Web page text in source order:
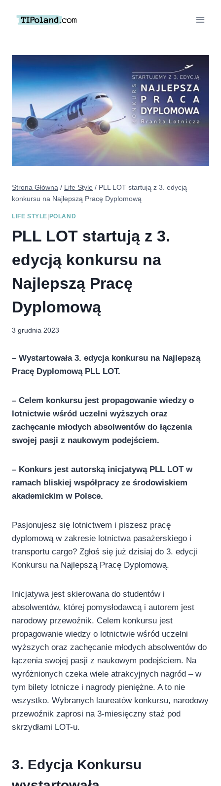
Strona Główna / Life Style / PLL LOT startują z 3. edycją
konkursu na Najlepszą Pracę Dyplomową
LIFE STYLE|POLAND
PLL LOT startują z 3.
edycją konkursu na
Najlepszą Pracę
Dyplomową
3 grudnia 2023
– Wystartowała 3. edycja konkursu na Najlepszą
Pracę Dyplomową PLL LOT.
– Celem konkursu jest propagowanie wiedzy o
lotnictwie wśród uczelni wyższych oraz
zachęcanie młodych absolwentów do łączenia
swojej pasji z naukowym podejściem.
– Konkurs jest autorską inicjatywą PLL LOT w
ramach bliskiej współpracy ze środowiskiem
akademickim w Polsce.
Pasjonujesz się lotnictwem i piszesz pracę
dyplomową w zakresie lotnictwa pasażerskiego i
transportu cargo? Zgłoś się już dzisiaj do 3. edycji
Konkursu na Najlepszą Pracę Dyplomową.
Inicjatywa jest skierowana do studentów i
absolwentów, której pomysłodawcą i autorem jest
narodowy przewoźnik. Celem konkursu jest
propagowanie wiedzy o lotnictwie wśród uczelni
wyższych oraz zachęcanie młodych absolwentów do
łączenia swojej pasji z naukowym podejściem. Na
wyróżnionych czeka wiele atrakcyjnych nagród – w
tym bilety lotnicze i nagrody pieniężne. A to nie
wszystko. Wybranych laureatów konkursu, narodowy
przewoźnik zaprosi na 3-miesięczny staż pod
skrzydłami LOT-u.
3. Edycja Konkursu